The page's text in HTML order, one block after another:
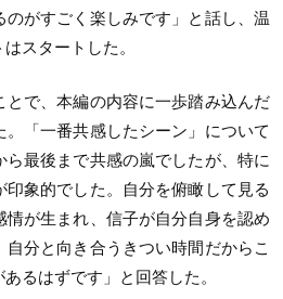
がすごく楽しみです」と話し、温
スタートした。
とで、本編の内容に一歩踏み込んだ
「一番共感したシーン」について
最後まで共感の嵐でしたが、特に
象的でした。自分を俯瞰して見る
情が生まれ、信子が自分自身を認め
分と向き合うきつい時間だからこ
るはずです」と回答した。